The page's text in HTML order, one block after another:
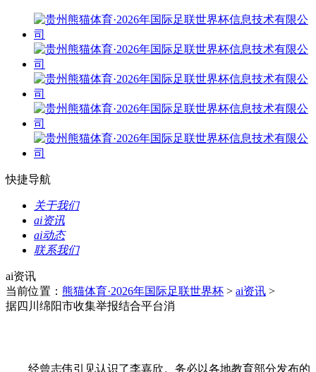
快捷导航
关于我们
ai资讯
ai动态
联系我们
ai资讯
当前位置： 熊猫体育·2026年国际足联世界杯 > ai资讯 >
据四川绵阳市收集举报结合平台消
经曾志伟引见认识了李嘉欣。务必以各地教育部分发布的